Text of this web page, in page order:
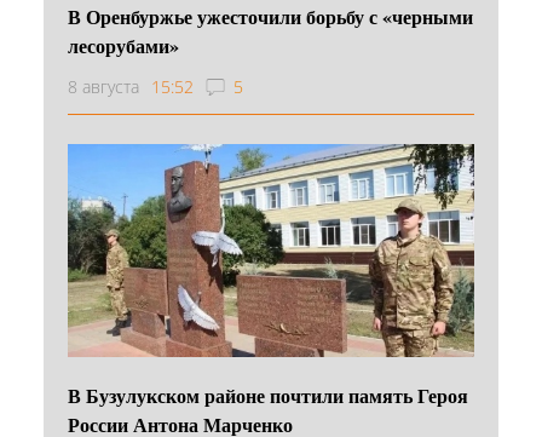
В Оренбуржье ужесточили борьбу с «черными
лесорубами»
8 августа 15:52 5
В Бузулукском районе почтили память Героя
России Антона Марченко